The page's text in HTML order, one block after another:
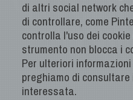
di altri social network
di controllare, come
controlla l'uso dei
strumento non blocca i
Per ulteriori
preghiamo di
interessata.